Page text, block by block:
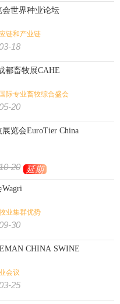
世界种业论坛
链和产业链
18
都畜牧展CAHE
际专业畜牧综合盛会
20
览会EuroTier China
20 延期
业集群优势
30
CHINA SWINE
会议
25